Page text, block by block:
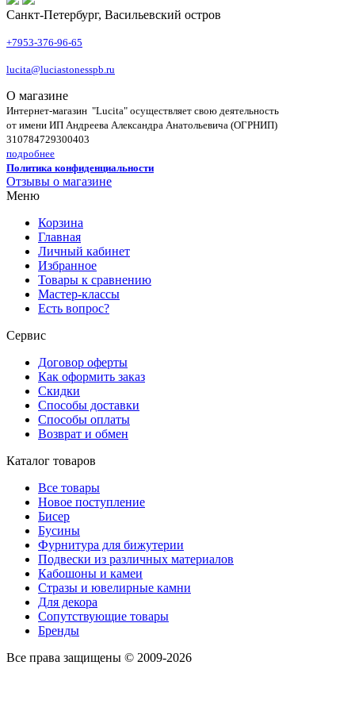
Санкт-Петербург, Васильевский остров
+7953-376-96-65
lucita@luciastonesspb.ru
О магазине
Интернет-магазин "Lucita" осуществляет свою деятельность
от имени ИП Андреева Александра Анатольевича (ОГРНИП)
310784729300403
подробнее
Политика конфиденциальности
Отзывы о магазине
Меню
Корзина
Главная
Личный кабинет
Избранное
Товары к сравнению
Мастер-классы
Есть вопрос?
Сервис
Договор оферты
Как оформить заказ
Скидки
Способы доставки
Способы оплаты
Возврат и обмен
Каталог товаров
Все товары
Новое поступление
Бисер
Бусины
Фурнитура для бижутерии
Подвески из различных материалов
Кабошоны и камеи
Стразы и ювелирные камни
Для декора
Сопутствующие товары
Бренды
Все права защищены © 2009-2026